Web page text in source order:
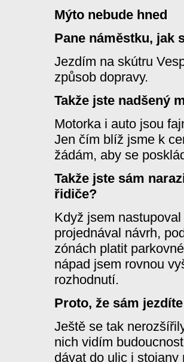
Mýto nebude hned
Pane náměstku, jak
Jezdím na skútru
způsob dopravy.
Takže jste nadšený
Motorka i auto jsou
Jen čím blíž jsme k
žádám, aby se
Takže jste sám
řidiče?
Když jsem
projednával návrh,
zónách platit
nápad jsem rovnou
rozhodnutí.
Proto, že sám
Ještě se tak
nich vidím
dávat do ulic i